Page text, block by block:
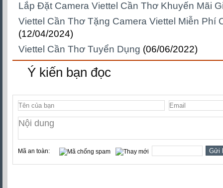
Lắp Đặt Camera Viettel Cần Thơ Khuyến Mãi
Viettel Cần Thơ Tặng Camera Viettel Miễn Phí
(12/04/2024)
Viettel Cần Thơ Tuyển Dụng (06/06/2022)
Ý kiến bạn đọc
Mã an toàn: